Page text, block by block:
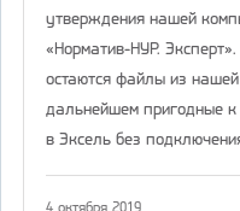
утверждения нашей
«Норматив-НУР.
остаются файлы из
дальнейшем пригодные
в Эксель без
4 октября 2019